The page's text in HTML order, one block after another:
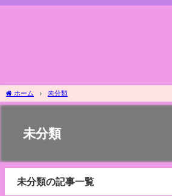
ホーム 未分類
未分類
未分類の記事一覧